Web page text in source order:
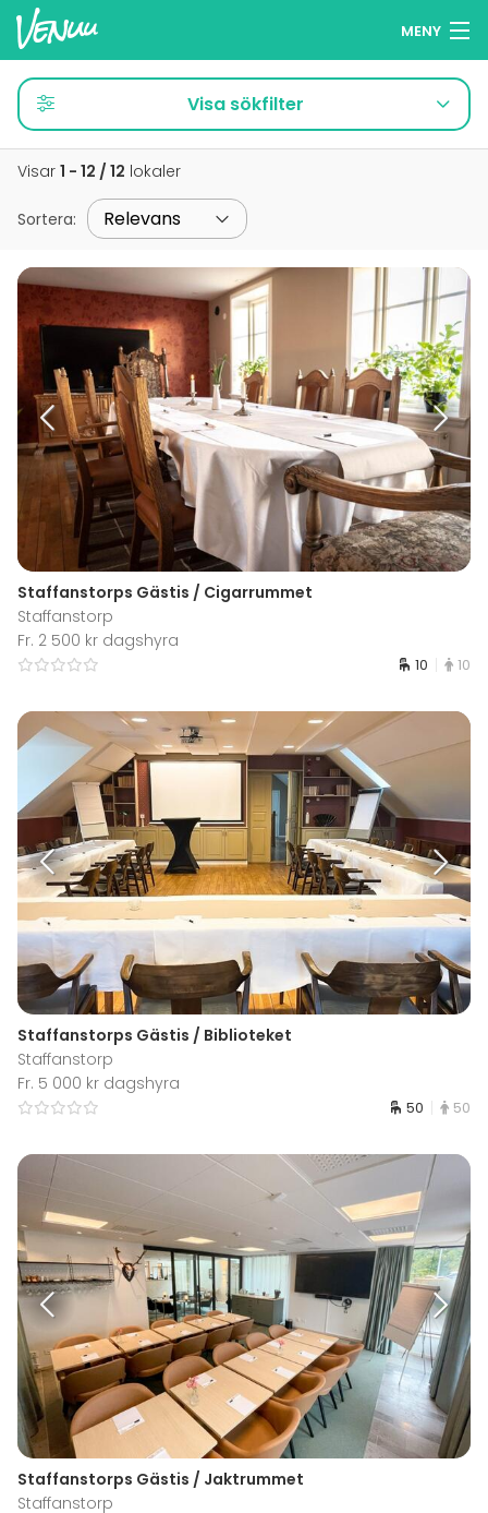
MENY
Sök lokaler
Minneslista
Svenska
Lägg till din lokal
Visa sökfilter
Visar 1 - 12 / 12 lokaler
Sortera:
Staffanstorps Gästis / Cigarrummet
Staffanstorp
Fr. 2 500 kr dagshyra
10 10
Staffanstorps Gästis / Biblioteket
Staffanstorp
Fr. 5 000 kr dagshyra
50 50
Staffanstorps Gästis / Jaktrummet
Staffanstorp